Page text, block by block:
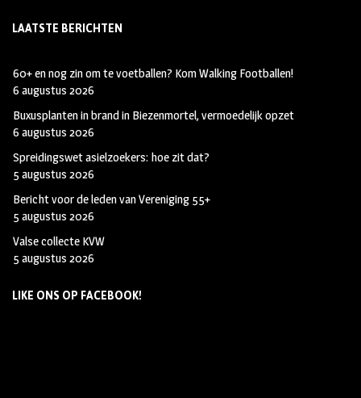
LAATSTE BERICHTEN
60+ en nog zin om te voetballen? Kom Walking Footballen!
6 augustus 2026
Buxusplanten in brand in Biezenmortel, vermoedelijk opzet
6 augustus 2026
Spreidingswet asielzoekers: hoe zit dat?
5 augustus 2026
Bericht voor de leden van Vereniging 55+
5 augustus 2026
Valse collecte KVW
5 augustus 2026
LIKE ONS OP FACEBOOK!